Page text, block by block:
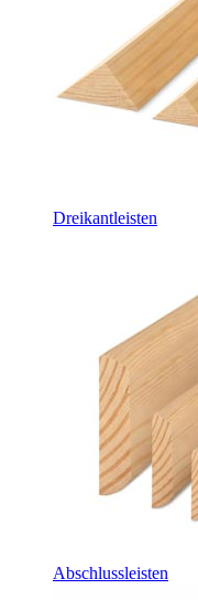
Dreikantleisten
Abschlussleisten